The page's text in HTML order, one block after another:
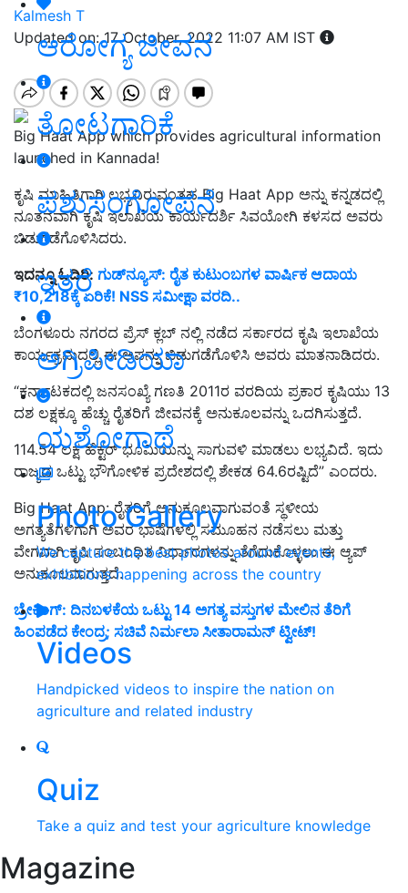
ಆರೋಗ್ಯ ಜೀವನ
ತೋಟಗಾರಿಕೆ
ಪಶುಸಂಗೋಪನೆ
ಇತರೆ
ಅಗ್ರಿಪೀಡಿಯಾ
ಯಶೋಗಾಥೆ
Photo Gallery
We capture the best photos around events,
exhibitions happening across the country
Videos
Handpicked videos to inspire the nation on
agriculture and related industry
Quiz
Take a quiz and test your agriculture knowledge
Magazine
Kalmesh T
Updated on: 17 October, 2022 11:07 AM IST
Big Haat App which provides agricultural information
launched in Kannada!
ಕೃಷಿ ಮಾಹಿತಿಗಾಗಿ ಲಭ್ಯವಿರುವಂತಹ Big Haat App ಅನ್ನು ಕನ್ನಡದಲ್ಲಿ
ನೂತನವಾಗಿ ಕೃಷಿ ಇಲಾಖೆಯ ಕಾರ್ಯದರ್ಶಿ ಸಿವಯೋಗಿ ಕಳಸದ ಅವರು
ಬಿಡುಗಡೆಗೊಳಿಸಿದರು.
ಇದನ್ನೂ ಓದಿರಿ: ಗುಡ್‌ನ್ಯೂಸ್‌: ರೈತ ಕುಟುಂಬಗಳ ವಾರ್ಷಿಕ ಆದಾಯ
₹10,218ಕ್ಕೆ ಏರಿಕೆ! NSS ಸಮೀಕ್ಷಾ ವರದಿ..
ಬೆಂಗಳೂರು ನಗರದ ಪ್ರೆಸ್ ಕ್ಲಬ್ ನಲ್ಲಿ ನಡೆದ ಸರ್ಕಾರದ ಕೃಷಿ ಇಲಾಖೆಯ
ಕಾರ್ಯಕ್ರಮದಲ್ಲಿ ಈ ಆಪನ್ನು ಬಿಡುಗಡೆಗೊಳಿಸಿ ಅವರು ಮಾತನಾಡಿದರು.
“ಕರ್ನಾಟಕದಲ್ಲಿ ಜನಸಂಖ್ಯೆ ಗಣತಿ 2011ರ ವರದಿಯ ಪ್ರಕಾರ ಕೃಷಿಯು 13
ದಶ ಲಕ್ಷಕ್ಕೂ ಹೆಚ್ಚು ರೈತರಿಗೆ ಜೀವನಕ್ಕೆ ಅನುಕೂಲವನ್ನು ಒದಗಿಸುತ್ತದೆ.
114.54 ಲಕ್ಷ ಹೆಕ್ಟರ್ ಭೂಮಿಯನ್ನು ಸಾಗುವಳಿ ಮಾಡಲು ಲಭ್ಯವಿದೆ. ಇದು
ರಾಜ್ಯದ ಒಟ್ಟು ಭೌಗೋಳಿಕ ಪ್ರದೇಶದಲ್ಲಿ ಶೇಕಡ 64.6ರಷ್ಟಿದೆ” ಎಂದರು.
Big Haat App: ರೈತರಿಗೆ ಅನುಕೂಲವಾಗುವಂತೆ ಸ್ಥಳೀಯ
ಅಗತ್ಯತೆಗಳಿಗಾಗಿ ಅವರ ಭಾಷೆಗಳಲ್ಲಿ ಸಮೂಹನ ನಡೆಸಲು ಮತ್ತು
ವೇಗವಾಗಿ ಕೃಷಿ ಸಂಬಂಧಿತ ನಿರ್ಧಾರಗಳನ್ನು ತೆಗೆದುಕೊಳ್ಳಲು ಈ ಆ್ಯಪ್
ಅನುಕೂಲವಾಗುತ್ತದೆ.
ಬ್ರೇಕಿಂಗ್‌: ದಿನಬಳಕೆಯ ಒಟ್ಟು 14 ಅಗತ್ಯ ವಸ್ತುಗಳ ಮೇಲಿನ ತೆರಿಗೆ
ಹಿಂಪಡೆದ ಕೇಂದ್ರ; ಸಚಿವೆ ನಿರ್ಮಲಾ ಸೀತಾರಾಮನ್‌ ಟ್ವೀಟ್‌!